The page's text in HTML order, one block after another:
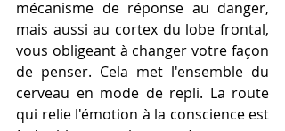
mécanisme de réponse au danger,
mais aussi au cortex du lobe frontal,
vous obligeant à changer votre façon
de penser. Cela met l'ensemble du
cerveau en mode de repli. La route
qui relie l'émotion à la conscience est